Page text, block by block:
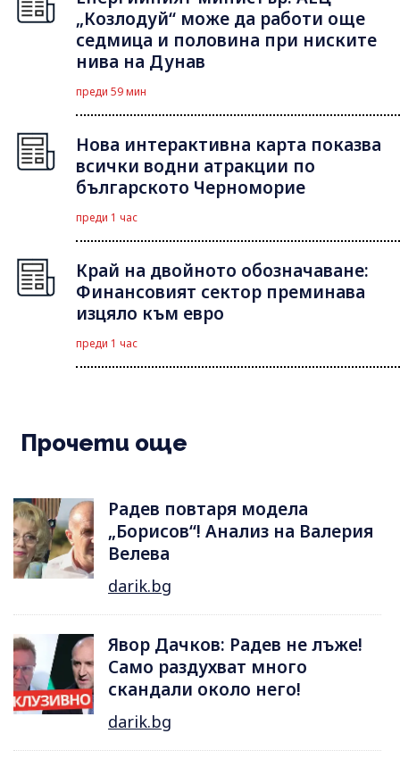
„Козлодуй“ може да работи още
седмица и половина при ниските
нива на Дунав
преди 59 мин
Нова интерактивна карта показва
всички водни атракции по
българското Черноморие
преди 1 час
Край на двойното обозначаване:
Финансовият сектор преминава
изцяло към евро
преди 1 час
Прочети още
Радев повтаря модела
„Борисов“! Анализ на Валерия
Велева
darik.bg
Явор Дачков: Радев не лъже!
Само раздухват много
скандали около него!
darik.bg